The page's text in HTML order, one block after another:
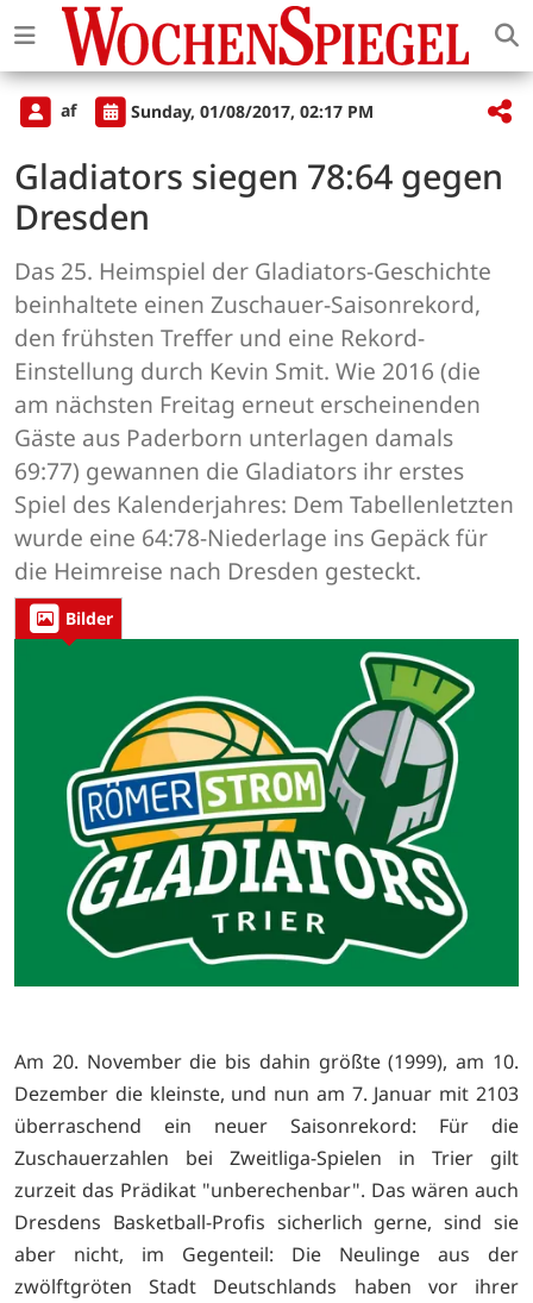
af Sunday, 01/08/2017, 02:17 PM
Gladiators siegen 78:64 gegen
Dresden
Das 25. Heimspiel der Gladiators-Geschichte
beinhaltete einen Zuschauer-Saisonrekord,
den frühsten Treffer und eine Rekord-
Einstellung durch Kevin Smit. Wie 2016 (die
am nächsten Freitag erneut erscheinenden
Gäste aus Paderborn unterlagen damals
69:77) gewannen die Gladiators ihr erstes
Spiel des Kalenderjahres: Dem Tabellenletzten
wurde eine 64:78-Niederlage ins Gepäck für
die Heimreise nach Dresden gesteckt.
Bilder
Am 20. November die bis dahin größte (1999), am 10.
Dezember die kleinste, und nun am 7. Januar mit 2103
überraschend ein neuer Saisonrekord: Für die
Zuschauerzahlen bei Zweitliga-Spielen in Trier gilt
zurzeit das Prädikat "unberechenbar". Das wären auch
Dresdens Basketball-Profis sicherlich gerne, sind sie
aber nicht, im Gegenteil: Die Neulinge aus der
zwölftgröten Stadt Deutschlands haben vor ihrer